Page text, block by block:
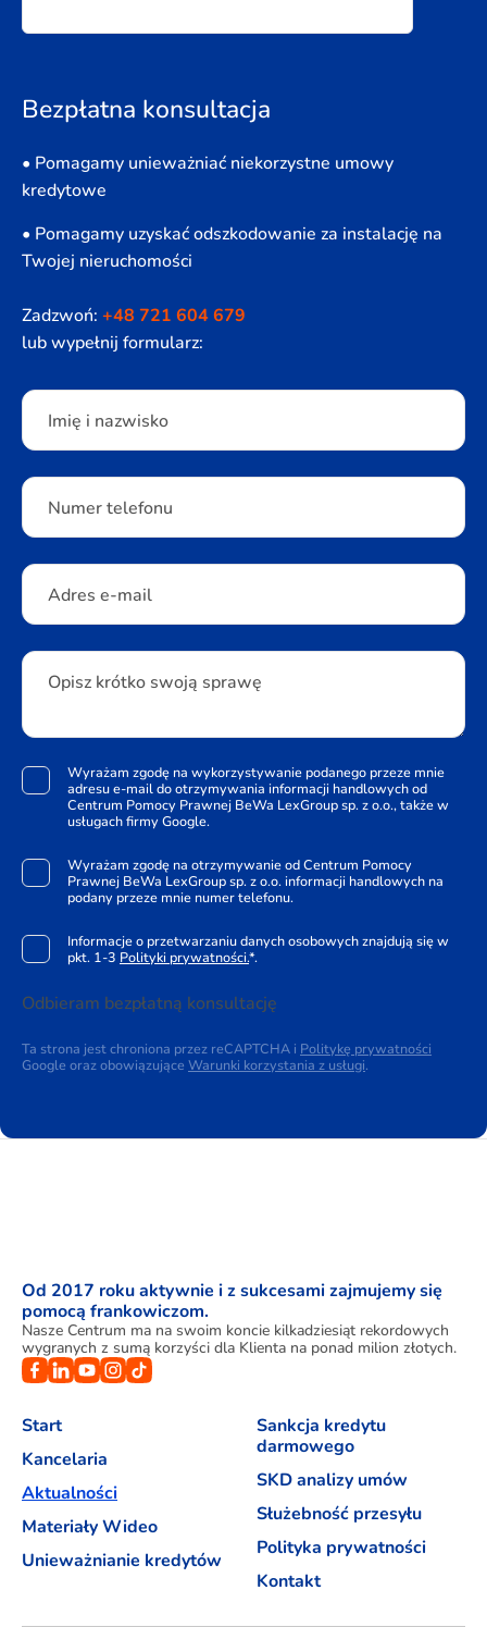
Bezpłatna konsultacja
• Pomagamy unieważniać niekorzystne umowy
kredytowe
• Pomagamy uzyskać odszkodowanie za instalację na
Twojej nieruchomości
Zadzwoń: +48 721 604 679
lub wypełnij formularz:
Please leave this field empty.
Imię i nazwisko
Numer telefonu
Adres e-mail
Opisz krótko swoją sprawę
Wyrażam zgodę na wykorzystywanie podanego przeze mnie
adresu e-mail do otrzymywania informacji handlowych od
Centrum Pomocy Prawnej BeWa LexGroup sp. z o.o., także w
usługach firmy Google.
Wyrażam zgodę na otrzymywanie od Centrum Pomocy
Prawnej BeWa LexGroup sp. z o.o. informacji handlowych na
podany przeze mnie numer telefonu.
Informacje o przetwarzaniu danych osobowych znajdują się w
pkt. 1-3 Polityki prywatności.*.
Odbieram bezpłatną konsultację
Ta strona jest chroniona przez reCAPTCHA i Politykę prywatności
Google oraz obowiązujące Warunki korzystania z usługi.
Od 2017 roku aktywnie i z sukcesami zajmujemy się
pomocą frankowiczom.
Nasze Centrum ma na swoim koncie kilkadziesiąt rekordowych
wygranych z sumą korzyści dla Klienta na ponad milion złotych.
Start
Kancelaria
Aktualności
Materiały Wideo
Unieważnianie kredytów
Sankcja kredytu
darmowego
SKD analizy umów
Służebność przesyłu
Polityka prywatności
Kontakt